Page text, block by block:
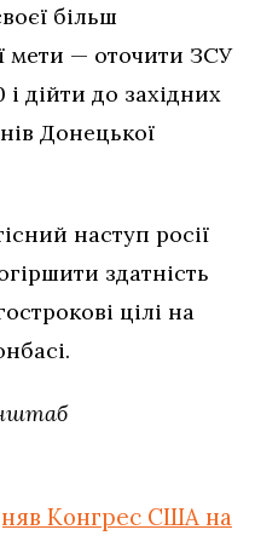
більш
мети — оточити ЗСУ
дійти до західних
Донецької
наступ росії
здатність
цілі на
Конгрес США на